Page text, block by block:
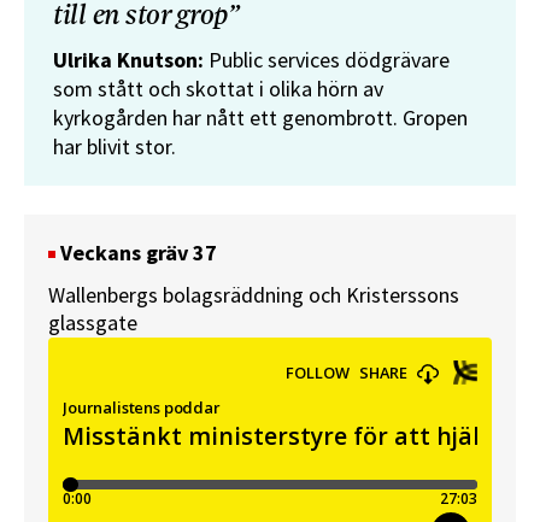
till en stor grop”
Ulrika Knutson: Public services dödgrävare
som stått och skottat i olika hörn av
kyrkogården har nått ett genombrott. Gropen
har blivit stor.
Veckans gräv 37
Wallenbergs bolagsräddning och Kristerssons
glassgate